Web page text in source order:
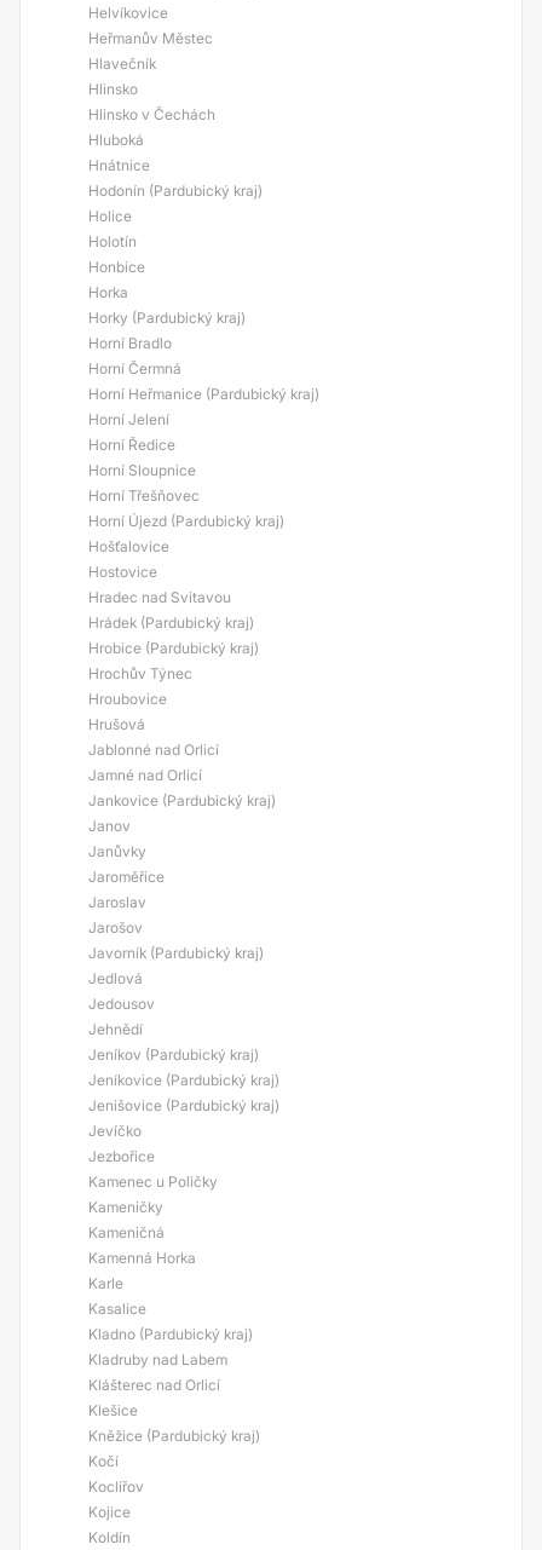
Helvíkovice
Heřmanův Městec
Hlavečník
Hlinsko
Hlinsko v Čechách
Hluboká
Hnátnice
Hodonín (Pardubický kraj)
Holice
Holotín
Honbice
Horka
Horky (Pardubický kraj)
Horní Bradlo
Horní Čermná
Horní Heřmanice (Pardubický kraj)
Horní Jelení
Horní Ředice
Horní Sloupnice
Horní Třešňovec
Horní Újezd (Pardubický kraj)
Hošťalovice
Hostovice
Hradec nad Svitavou
Hrádek (Pardubický kraj)
Hrobice (Pardubický kraj)
Hrochův Týnec
Hroubovice
Hrušová
Jablonné nad Orlicí
Jamné nad Orlicí
Jankovice (Pardubický kraj)
Janov
Janůvky
Jaroměřice
Jaroslav
Jarošov
Javorník (Pardubický kraj)
Jedlová
Jedousov
Jehnědí
Jeníkov (Pardubický kraj)
Jeníkovice (Pardubický kraj)
Jenišovice (Pardubický kraj)
Jevíčko
Jezbořice
Kamenec u Poličky
Kameničky
Kameničná
Kamenná Horka
Karle
Kasalice
Kladno (Pardubický kraj)
Kladruby nad Labem
Klášterec nad Orlicí
Klešice
Kněžice (Pardubický kraj)
Kočí
Koclířov
Kojice
Koldín